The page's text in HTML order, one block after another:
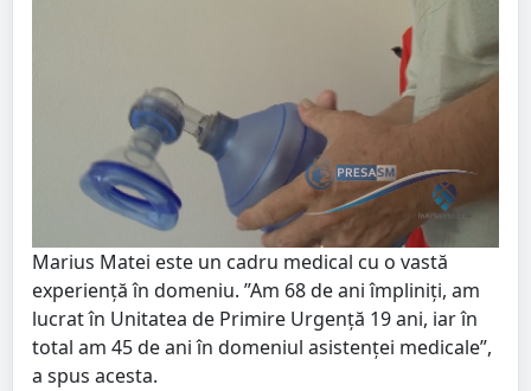
Marius Matei este un cadru medical cu o vastă
experiență în domeniu. ”Am 68 de ani împliniți, am
lucrat în Unitatea de Primire Urgență 19 ani, iar în
total am 45 de ani în domeniul asistenței medicale”,
a spus acesta.